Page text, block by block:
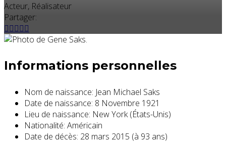
Acteur, Réalisateur
Partager:
Informations personnelles
Nom de naissance: Jean Michael Saks
Date de naissance: 8 Novembre 1921
Lieu de naissance: New York (États-Unis)
Nationalité: Américain
Date de décès: 28 mars 2015 (à 93 ans)